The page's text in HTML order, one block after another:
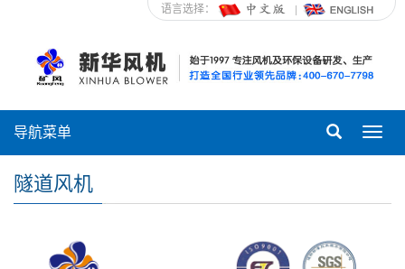
语言选择：
导航菜单
隧道风机